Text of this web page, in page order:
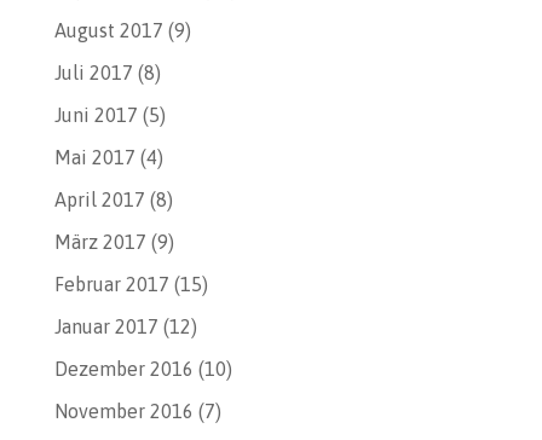
August 2017 (9)
Juli 2017 (8)
Juni 2017 (5)
Mai 2017 (4)
April 2017 (8)
März 2017 (9)
Februar 2017 (15)
Januar 2017 (12)
Dezember 2016 (10)
November 2016 (7)